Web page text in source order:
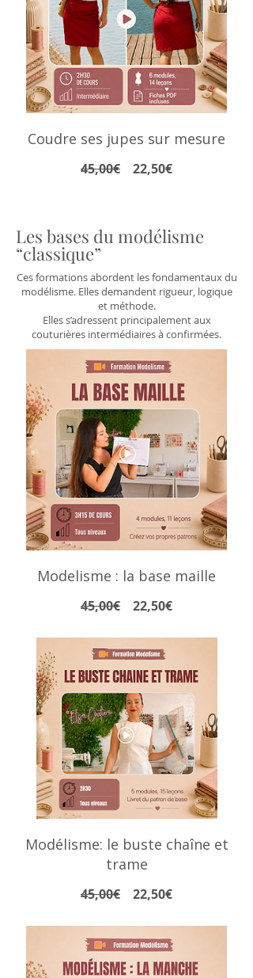
Coudre ses jupes sur mesure
45,00€
Prix
22,50€Prix
Les bases du modélisme
“classique”
Ces formations abordent les fondamentaux du
modélisme. Elles demandent rigueur, logique
et méthode.
Elles s’adressent principalement aux
couturières intermédiaires à confirmées.
Modelisme : la base maille
45,00€
Prix
22,50€Prix
Modélisme: le buste chaîne et
trame
45,00€
Prix
22,50€Prix